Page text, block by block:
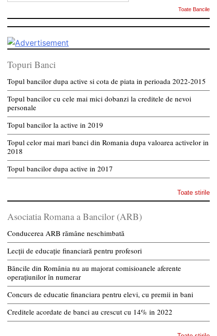
Toate Bancile
Topuri Banci
Topul bancilor dupa active si cota de piata in perioada 2022-2015
Topul bancilor cu cele mai mici dobanzi la creditele de nevoi
personale
Topul bancilor la active in 2019
Topul celor mai mari banci din Romania dupa valoarea activelor in
2018
Topul bancilor dupa active in 2017
Toate stirile
Asociatia Romana a Bancilor (ARB)
Conducerea ARB rămâne neschimbată
Lecții de educație financiară pentru profesori
Băncile din România nu au majorat comisioanele aferente
operațiunilor în numerar
Concurs de educatie financiara pentru elevi, cu premii in bani
Creditele acordate de banci au crescut cu 14% in 2022